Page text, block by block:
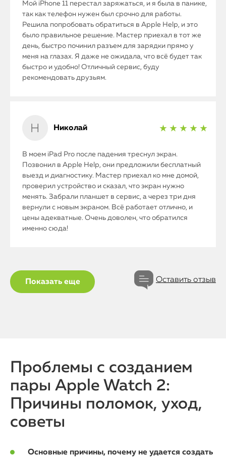
iPhone
MacBook
Watch
iMac
О нас
Контакты
Статьи
Мой iPhone 11 перестал заряжаться, и я была в панике,
так как телефон нужен был срочно для работы.
Решила попробовать обратиться в Apple Help, и это
было правильное решение. Мастер приехал в тот же
день, быстро починил разъем для зарядки прямо у
меня на глазах. Я даже не ожидала, что всё будет так
быстро и удобно! Отличный сервис, буду
рекомендовать друзьям.
Николай ★ ★ ★ ★ ★
В моем iPad Pro после падения треснул экран.
Позвонил в Apple Help, они предложили бесплатный
выезд и диагностику. Мастер приехал ко мне домой,
проверил устройство и сказал, что экран нужно
менять. Забрали планшет в сервис, а через три дня
вернули с новым экраном. Всё работает отлично, и
цены адекватные. Очень доволен, что обратился
именно сюда!
Показать еще Оставить отзыв
Проблемы с созданием
пары Apple Watch 2:
Причины поломок, уход,
советы
Основные причины, почему не удается создать